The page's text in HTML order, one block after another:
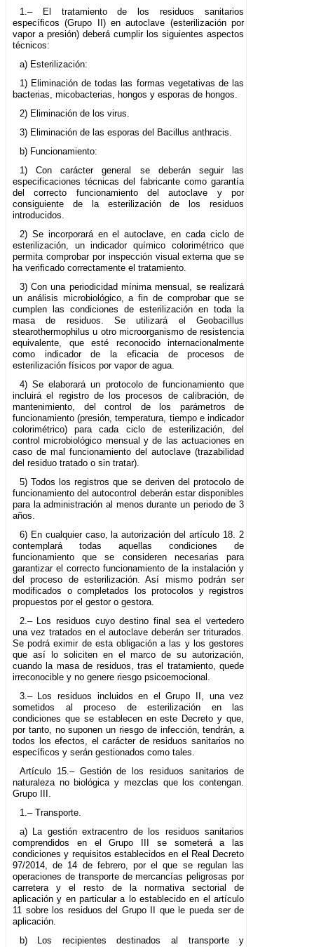
1.– El tratamiento de los residuos sanitarios
específicos (Grupo II) en autoclave (esterilización por
vapor a presión) deberá cumplir los siguientes aspectos
técnicos:
a) Esterilización:
1) Eliminación de todas las formas vegetativas de las
bacterias, micobacterias, hongos y esporas de hongos.
2) Eliminación de los virus.
3) Eliminación de las esporas del Bacillus anthracis.
b) Funcionamiento:
1) Con carácter general se deberán seguir las
especificaciones técnicas del fabricante como garantía
del correcto funcionamiento del autoclave y por
consiguiente de la esterilización de los residuos
introducidos.
2) Se incorporará en el autoclave, en cada ciclo de
esterilización, un indicador químico colorimétrico que
permita comprobar por inspección visual externa que se
ha verificado correctamente el tratamiento.
3) Con una periodicidad mínima mensual, se realizará
un análisis microbiológico, a fin de comprobar que se
cumplen las condiciones de esterilización en toda la
masa de residuos. Se utilizará el Geobacillus
stearothermophilus u otro microorganismo de resistencia
equivalente, que esté reconocido internacionalmente
como indicador de la eficacia de procesos de
esterilización físicos por vapor de agua.
4) Se elaborará un protocolo de funcionamiento que
incluirá el registro de los procesos de calibración, de
mantenimiento, del control de los parámetros de
funcionamiento (presión, temperatura, tiempo e indicador
colorimétrico) para cada ciclo de esterilización, del
control microbiológico mensual y de las actuaciones en
caso de mal funcionamiento del autoclave (trazabilidad
del residuo tratado o sin tratar).
5) Todos los registros que se deriven del protocolo de
funcionamiento del autocontrol deberán estar disponibles
para la administración al menos durante un periodo de 3
años.
6) En cualquier caso, la autorización del artículo 18. 2
contemplará todas aquellas condiciones de
funcionamiento que se consideren necesarias para
garantizar el correcto funcionamiento de la instalación y
del proceso de esterilización. Así mismo podrán ser
modificados o completados los protocolos y registros
propuestos por el gestor o gestora.
2.– Los residuos cuyo destino final sea el vertedero
una vez tratados en el autoclave deberán ser triturados.
Se podrá eximir de esta obligación a las y los gestores
que así lo soliciten en el marco de su autorización,
cuando la masa de residuos, tras el tratamiento, quede
irreconocible y no genere riesgo psicoemocional.
3.– Los residuos incluidos en el Grupo II, una vez
sometidos al proceso de esterilización en las
condiciones que se establecen en este Decreto y que,
por tanto, no suponen un riesgo de infección, tendrán, a
todos los efectos, el carácter de residuos sanitarios no
específicos y serán gestionados como tales.
Artículo 15.– Gestión de los residuos sanitarios de
naturaleza no biológica y mezclas que los contengan.
Grupo III.
1.– Transporte.
a) La gestión extracentro de los residuos sanitarios
comprendidos en el Grupo III se someterá a las
condiciones y requisitos establecidos en el Real Decreto
97/2014, de 14 de febrero, por el que se regulan las
operaciones de transporte de mercancías peligrosas por
carretera y el resto de la normativa sectorial de
aplicación y en particular a lo establecido en el artículo
11 sobre los residuos del Grupo II que le pueda ser de
aplicación.
b) Los recipientes destinados al transporte y